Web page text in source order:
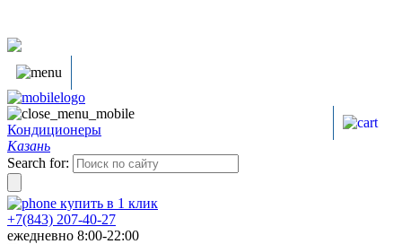
Кондиционеры
Казань
Search for:
купить в 1 клик
+7(843) 207-40-27
ежедневно 8:00-22:00